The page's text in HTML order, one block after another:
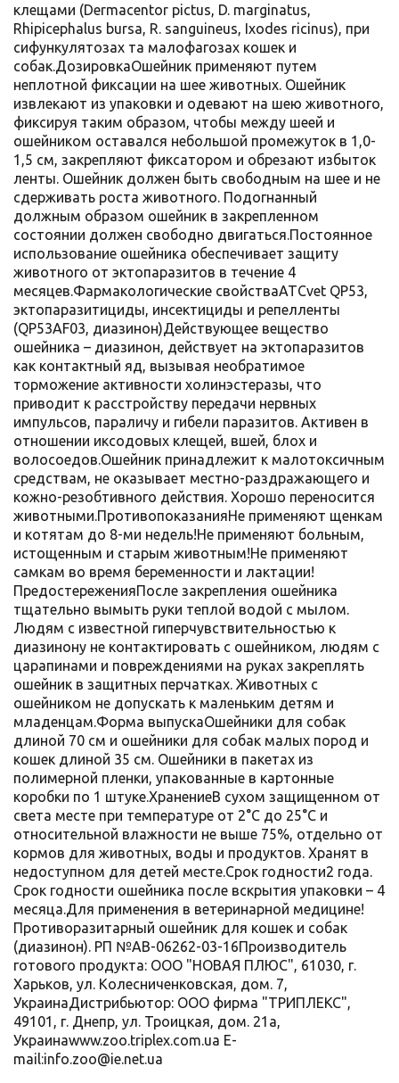
клещами (Dermacentor pictus, D. marginatus,
Rhipicephalus bursa, R. sanguineus, Ixodes ricinus), при
сифункулятозах та малофагозах кошек и
собак.ДозировкаОшейник применяют путем
неплотной фиксации на шее животных. Ошейник
извлекают из упаковки и одевают на шею животного,
фиксируя таким образом, чтобы между шеей и
ошейником оставался небольшой промежуток в 1,0-
1,5 см, закрепляют фиксатором и обрезают избыток
ленты. Ошейник должен быть свободным на шее и не
сдерживать роста животного. Подогнанный
должным образом ошейник в закрепленном
состоянии должен свободно двигаться.Постоянное
использование ошейника обеспечивает защиту
животного от эктопаразитов в течение 4
месяцев.Фармакологические свойстваATCvet QP53,
эктопаразитициды, инсектициды и репелленты
(QP53AF03, диазинон)Действующее вещество
ошейника – диазинон, действует на эктопаразитов
как контактный яд, вызывая необратимое
торможение активности холинэстеразы, что
приводит к расстройству передачи нервных
импульсов, параличу и гибели паразитов. Активен в
отношении иксодовых клещей, вшей, блох и
волосоедов.Ошейник принадлежит к малотоксичным
средствам, не оказывает местно-раздражающего и
кожно-резобтивного действия. Хорошо переносится
животными.ПротивопоказанияНе применяют щенкам
и котятам до 8-ми недель!Не применяют больным,
истощенным и старым животным!Не применяют
самкам во время беременности и лактации!
ПредостереженияПосле закрепления ошейника
тщательно вымыть руки теплой водой с мылом.
Людям с известной гиперчувствительностью к
диазинону не контактировать с ошейником, людям с
царапинами и повреждениями на руках закреплять
ошейник в защитных перчатках. Животных с
ошейником не допускать к маленьким детям и
младенцам.Форма выпускаОшейники для собак
длиной 70 см и ошейники для собак малых пород и
кошек длиной 35 см. Ошейники в пакетах из
полимерной пленки, упакованные в картонные
коробки по 1 штуке.ХранениеВ сухом защищенном от
света месте при температуре от 2°С до 25°С и
относительной влажности не выше 75%, отдельно от
кормов для животных, воды и продуктов. Хранят в
недоступном для детей месте.Срок годности2 года.
Срок годности ошейника после вскрытия упаковки – 4
месяца.Для применения в ветеринарной медицине!
Противоразитарный ошейник для кошек и собак
(диазинон). РП №АВ-06262-03-16Производитель
готового продукта: ООО "НОВАЯ ПЛЮС", 61030, г.
Харьков, ул. Колесниченковская, дом. 7,
УкраинаДистрибьютор: ООО фирма "ТРИПЛЕКС",
49101, г. Днепр, ул. Троицкая, дом. 21а,
Украинаwww.zoo.triplex.com.ua E-
mail:info.zoo@ie.net.ua